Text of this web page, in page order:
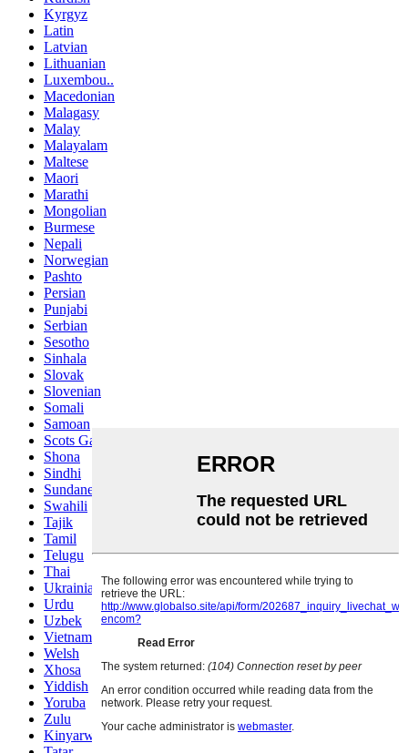
Kyrgyz
Latin
Latvian
Lithuanian
Luxembou..
Macedonian
Malagasy
Malay
Malayalam
Maltese
Maori
Marathi
Mongolian
Burmese
Nepali
Norwegian
Pashto
Persian
Punjabi
Serbian
Sesotho
Sinhala
Slovak
Slovenian
Somali
Samoan
Scots Gaelic
Shona
Sindhi
Sundanese
Swahili
Tajik
Tamil
Telugu
Thai
Ukrainian
Urdu
Uzbek
Vietnamese
Welsh
Xhosa
Yiddish
Yoruba
Zulu
Kinyarwanda